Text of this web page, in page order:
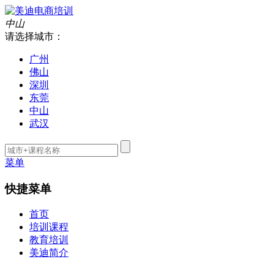
中山
请选择城市：
广州
佛山
深圳
东莞
中山
武汉
菜单
快捷菜单
首页
培训课程
教育培训
美迪简介